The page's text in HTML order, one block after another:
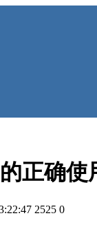
正确使
2525 0